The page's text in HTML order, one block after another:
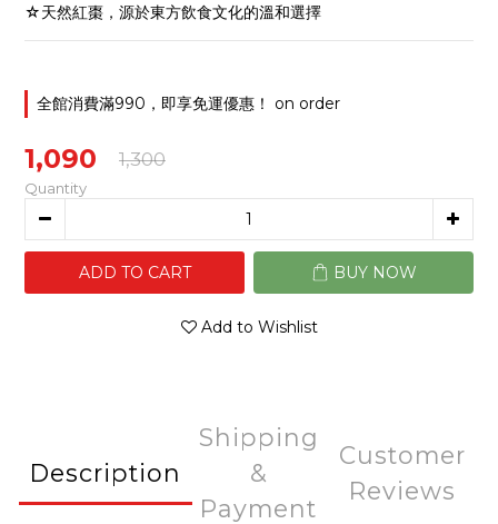
☆天然紅棗，源於東方飲食文化的溫和選擇
全館消費滿990，即享免運優惠！ on order
1,090 1,300
Quantity
ADD TO CART BUY NOW
Add to Wishlist
Description
Shipping
&
Payment
Customer
Reviews